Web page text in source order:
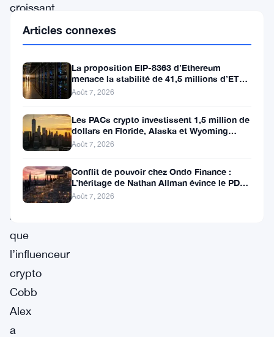
croissant
des
investisseurs.
L’un
des
échanges
les
plus
est
apparu
après
que
l’influenceur
crypto
Cobb
Alex
a
Articles connexes
La proposition EIP-8363 d’Ethereum
menace la stabilité de 41,5 millions d’ETH
stakés et de la DeFi
Août 7, 2026
Les PACs crypto investissent 1,5 million de
dollars en Floride, Alaska et Wyoming
après un revers au Michigan
Août 7, 2026
Conflit de pouvoir chez Ondo Finance :
L’héritage de Nathan Allman évince le PDG
Ian De Bode le 24 juillet
Août 7, 2026